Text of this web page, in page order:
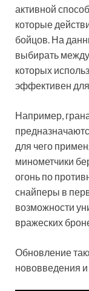
активной
которые
бойцов. На
выбирать
которых
эффективен
Например,
для чего
минометчики
огонь по
снайперы в
возможности
вражеских
Обновление
нововведения